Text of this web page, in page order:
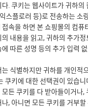
. 쿠키는 웹사이트가 귀하의
스플로러 등)로 전송하는 소
속을 하면 본 쇼핑몰의 컴퓨
내용을 읽고, 귀하의 추가정
따른 성명 등의 추가 입력
식별하지만 귀하를 개인적
쿠키에 대한 선택권이 있습니
든 쿠키를 다 받아들이거나,
, 아니면 모든 쿠키를 거부할